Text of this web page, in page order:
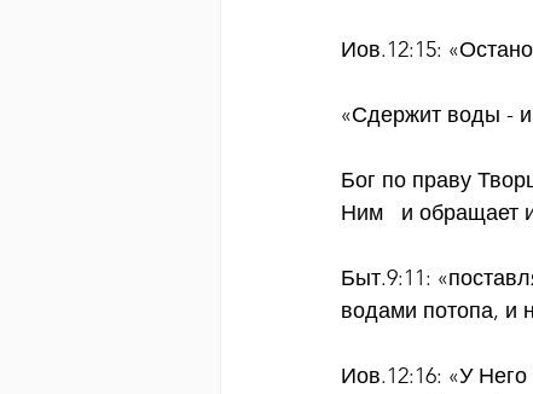
Иов.12:15:
«Сдержит воды - и
Бог по праву
Ним   и обращает
Быт.9:11:
водами потопа, и
Иов.12:16: «У